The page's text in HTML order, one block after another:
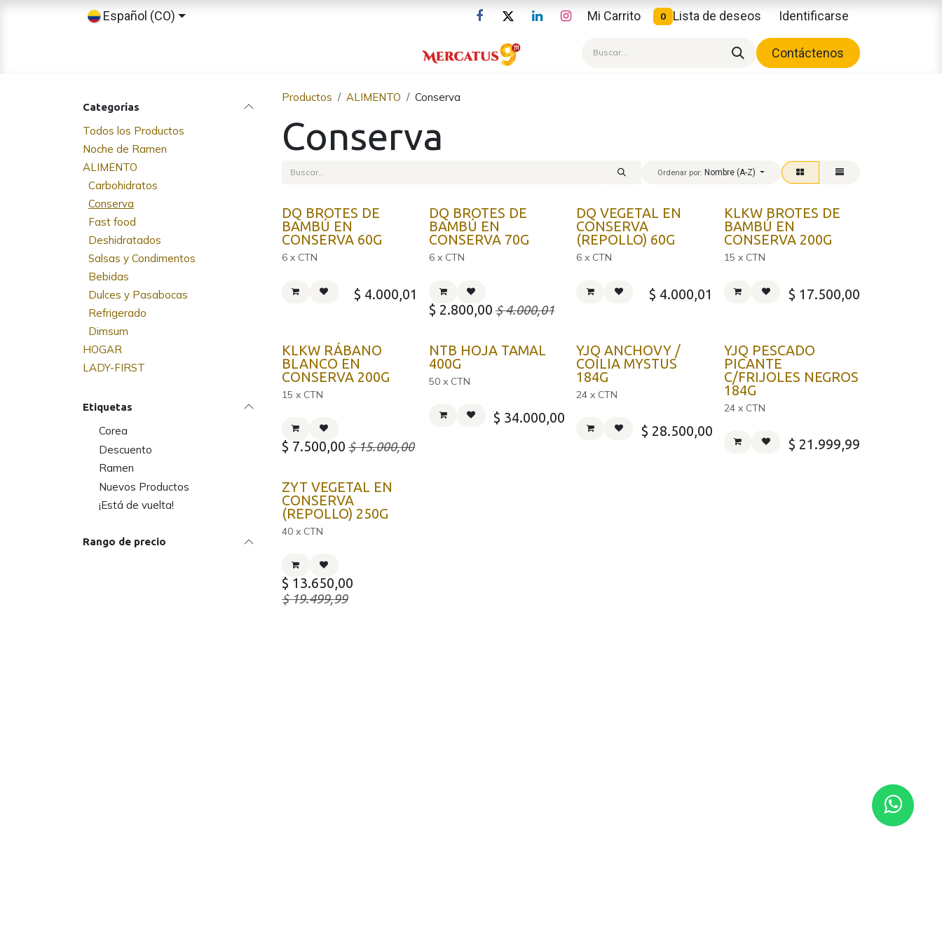
Español (CO) Mi Carrito 0 Lista de deseos Identificarse
Contáctenos
Categorías
Todos los Productos
Noche de Ramen
ALIMENTO
Carbohidratos
Conserva
Fast food
Deshidratados
Salsas y Condimentos
Bebidas
Dulces y Pasabocas
Refrigerado
Dimsum
HOGAR
LADY-FIRST
Etiquetas
Corea
Descuento
Ramen
Nuevos Productos
¡Está de vuelta!
Rango de precio
Productos ALIMENTO Conserva
Conserva
Ordenar por: Nombre (A-Z)
DQ BROTES DE
BAMBÚ EN
CONSERVA 60G
6 x CTN
$ 4.000,01
DQ BROTES DE
BAMBÚ EN
CONSERVA 70G
6 x CTN
$ 2.800,00 $4.000,01
DQ VEGETAL EN
CONSERVA
(REPOLLO) 60G
6 x CTN
$ 4.000,01
KLKW BROTES DE
BAMBÚ EN
CONSERVA 200G
15 x CTN
$ 17.500,00
KLKW RÁBANO
BLANCO EN
CONSERVA 200G
15 x CTN
$ 7.500,00 $15.000,00
NTB HOJA TAMAL
400G
50 x CTN
$ 34.000,00
YJQ ANCHOVY /
COILIA MYSTUS
184G
24 x CTN
$ 28.500,00
YJQ PESCADO
PICANTE
C/FRIJOLES NEGROS
184G
24 x CTN
$ 21.999,99
ZYT VEGETAL EN
CONSERVA
(REPOLLO) 250G
40 x CTN
$ 13.650,00
$19.499,99